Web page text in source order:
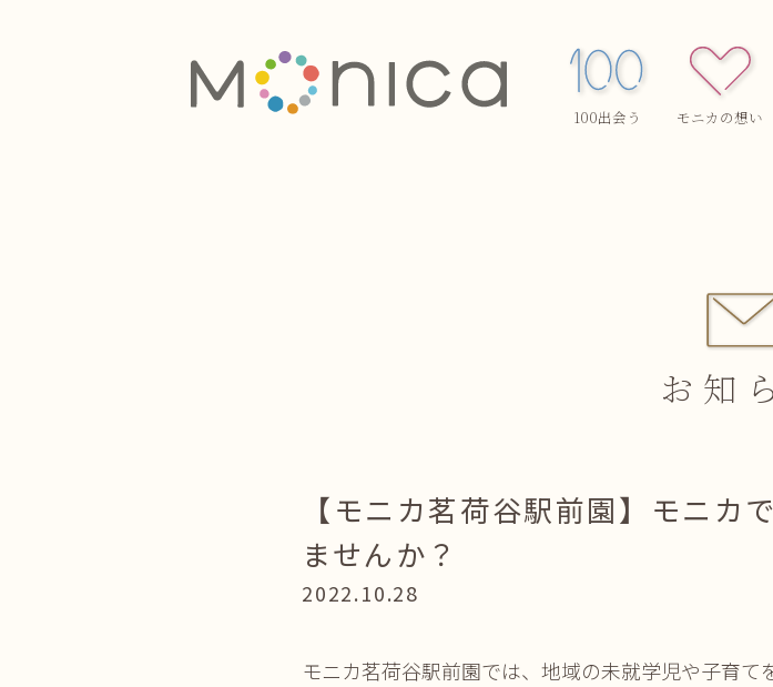
100出会う モニカの想い
お知
【モニカ茗荷谷駅前園】モニカ
ませんか？
2022.10.28
モニカ茗荷谷駅前園では、地域の未就学児や子育